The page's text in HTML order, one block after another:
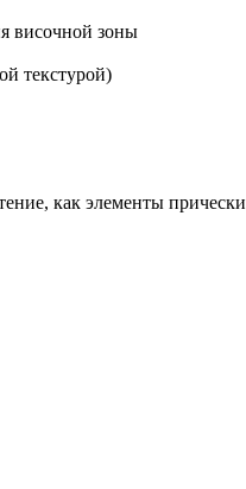
височной зоны
текстурой)
как элементы прически